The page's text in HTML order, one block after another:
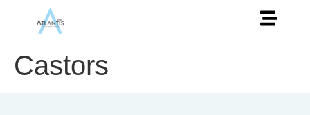
Castors